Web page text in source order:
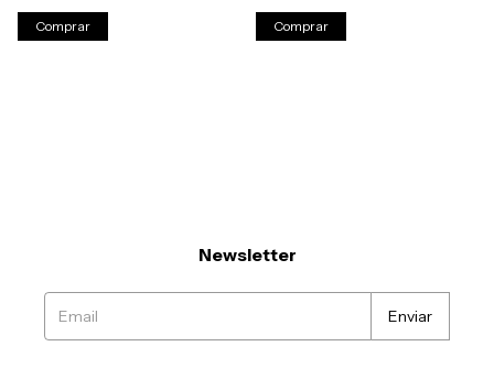
Comprar Comprar
Newsletter